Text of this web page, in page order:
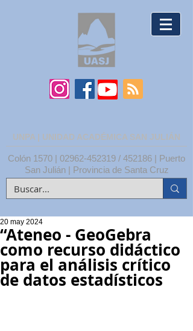
UNPA | UNIDAD ACADÉMICA SAN JULIÁN
Colón 1570 | 02962-452319 / 452186 | Puerto
San Julián | Provincia de Santa Cruz
“Ateneo - GeoGebra
como recurso didáctico
para el análisis crítico
de datos estadísticos
20 may 2024